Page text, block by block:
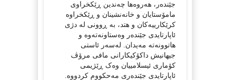
جێندەر، هەروەها چەندین ڕێکخراوی
مامۆستایان و خانەنشینان و ڕێکخراوە
کرێکارییەکان و هتد، بە ڕوونی لە دژی
ئاپارتایدی جێندەر وەستاونەتەوە و
هاتوونەتە مەیدان. لەسەر ئاستی
جیهانیش داکۆکیکارانی مافی مرۆڤ
کۆماری ئیسلامییان وەک ڕێژیمی
ئاپارتایدی جێندەری مەحکووم کردووە.